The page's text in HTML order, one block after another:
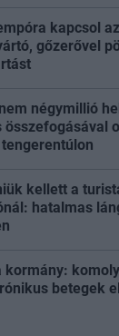
kapcsol
gőzerővel
négymillió
összefogásával
kellett a
hatalmas
kormány:
betegek